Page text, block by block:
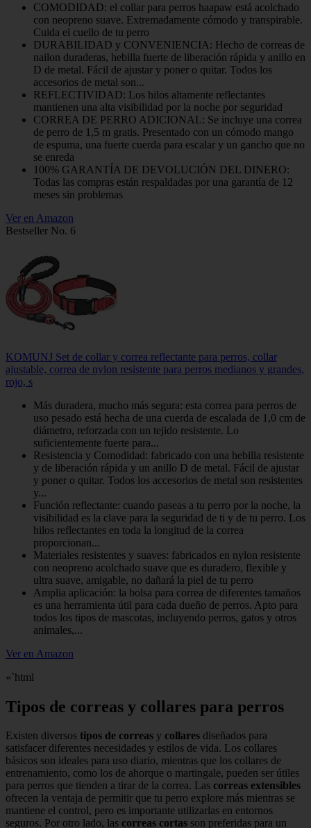
COMODIDAD: el collar para perros haapaw está acolchado
con neopreno suave. Extremadamente cómodo y transpirable.
Cuida el cuello de tu perro
DURABILIDAD y CONVENIENCIA: Hecho de correas de
nailon duraderas, hebilla fuerte de liberación rápida y anillo en
D de metal. Fácil de ajustar y poner o quitar. Todos los
accesorios de metal son...
REFLECTIVIDAD: Los hilos altamente reflectantes
mantienen una alta visibilidad por la noche por seguridad
CORREA DE PERRO ADICIONAL: Se incluye una correa
de perro de 1,5 m gratis. Presentado con un cómodo mango
de espuma, una fuerte cuerda para escalar y un gancho que no
se enreda
100% GARANTÍA DE DEVOLUCIÓN DEL DINERO:
Todas las compras están respaldadas por una garantía de 12
meses sin problemas
Ver en Amazon
Bestseller No. 6
KOMUNJ Set de collar y correa reflectante para perros, collar
ajustable, correa de nylon resistente para perros medianos y grandes,
rojo, s
Más duradera, mucho más segura: esta correa para perros de
uso pesado está hecha de una cuerda de escalada de 1,0 cm de
diámetro, reforzada con un tejido resistente. Lo
suficientemente fuerte para...
Resistencia y Comodidad: fabricado con una hebilla resistente
y de liberación rápida y un anillo D de metal. Fácil de ajustar
y poner o quitar. Todos los accesorios de metal son resistentes
y...
Función reflectante: cuando paseas a tu perro por la noche, la
visibilidad es la clave para la seguridad de ti y de tu perro. Los
hilos reflectantes en toda la longitud de la correa
proporcionan...
Materiales resistentes y suaves: fabricados en nylon resistente
con neopreno acolchado suave que es duradero, flexible y
ultra suave, amigable, no dañará la piel de tu perro
Amplia aplicación: la bolsa para correa de diferentes tamaños
es una herramienta útil para cada dueño de perros. Apto para
todos los tipos de mascotas, incluyendo perros, gatos y otros
animales,...
Ver en Amazon
«`html
Tipos de correas y collares para perros
Existen diversos tipos de correas y collares diseñados para
satisfacer diferentes necesidades y estilos de vida. Los collares
básicos son ideales para uso diario, mientras que los collares de
entrenamiento, como los de ahorque o martingale, pueden ser útiles
para perros que tienden a tirar de la correa. Las correas extensibles
ofrecen la ventaja de permitir que tu perro explore más mientras se
mantiene el control, pero es importante utilizarlas en entornos
seguros. Por otro lado, las correas cortas son preferidas para un